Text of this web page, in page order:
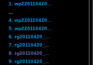
1. wp220110420...
4. wp220110420...
5. wp220110420...
6. rg20110420_...
7. rg20110420_...
8. rg20110420_...
9. rg20110420_...